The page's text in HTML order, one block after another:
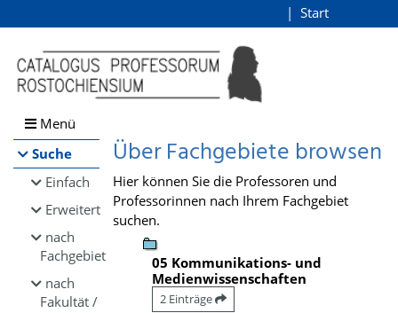
Browsen
direkt zum Inhalt
Start
Menü
Suche
Einfach
Erweitert
nach
Fachgebiet
nach
Fakultät /
Über Fachgebiete browsen
Hier können Sie die Professoren und
Professorinnen nach Ihrem Fachgebiet
suchen.
05 Kommunikations- und
Medienwissenschaften
2 Einträge